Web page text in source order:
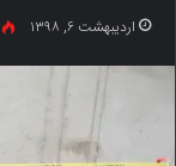
اردیبهشت ۶, ۱۳۹۸